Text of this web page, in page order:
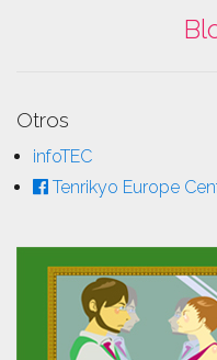
Otros
infoTEC
Tenrikyo Europe